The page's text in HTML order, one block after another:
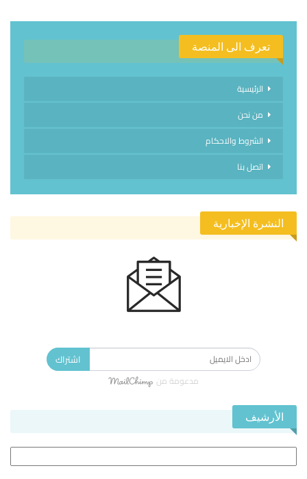
تعرف الى المنصة
الرئيسية
من نحن
الشروط والاحكام
اتصل بنا
النشرة الإخبارية
اشتراك
مدعومة من
الأرشيف